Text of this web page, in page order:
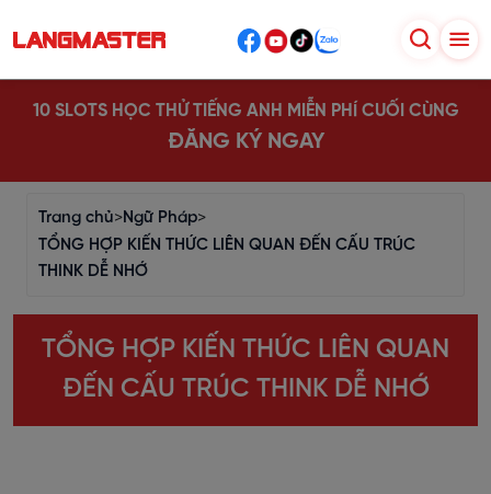
10 SLOTS HỌC THỬ TIẾNG ANH MIỄN PHÍ CUỐI CÙNG
ĐĂNG KÝ NGAY
Trang chủ>Ngữ Pháp>
TỔNG HỢP KIẾN THỨC LIÊN QUAN ĐẾN CẤU TRÚC
THINK DỄ NHỚ
TỔNG HỢP KIẾN THỨC LIÊN QUAN
ĐẾN CẤU TRÚC THINK DỄ NHỚ